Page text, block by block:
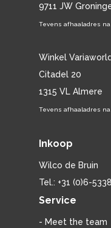
9711 JW
Tevens afhaaladres
Winkel
Citadel 20
1315 VL Almere
Tevens afhaaladres
Inkoop
Wilco de Bruin
Tel.: +31 (0)6-
Service
- Meet the team